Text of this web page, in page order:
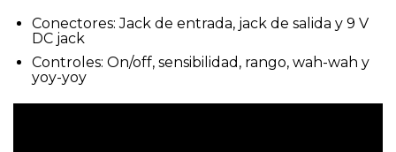
Conectores: Jack de entrada, jack de salida y 9 V
DC jack
Controles: On/off, sensibilidad, rango, wah-wah y
yoy-yoy